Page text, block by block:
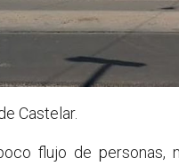
Castelar.
flujo de personas,